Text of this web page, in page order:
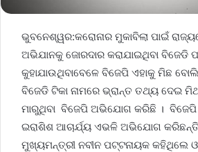
ଭୁବନେଶ୍ୱର:କରୋନାର ମୁକାବିଲା ପାଇଁ
ଅଭିଯାନକୁ ଜୋରଦାର କରାଯାଇଥିବା ବିଜେଡି
କୁହାଯାଉଥିବାବେଳେ ବିଜେପି ଏହାକୁ ମିଛ
ବିଜେଡି ଟିକା ନାମରେ ଭ୍ରାନ୍ତ ତଥ୍ୟ ଦେଇ
ମାରୁଥିବା ବିଜେପି ଅଭିଯୋଗ କରିଛି । ବିଜେପି
ଇରାଶିଶ ଆଚାର୍ଯ୍ୟ ଏଭଳି ଅଭିଯୋଗ
ମୁଖ୍ୟମନ୍ତ୍ରୀ ନବୀନ ପଟ୍ଟନାୟକ କହିଥିଲେ